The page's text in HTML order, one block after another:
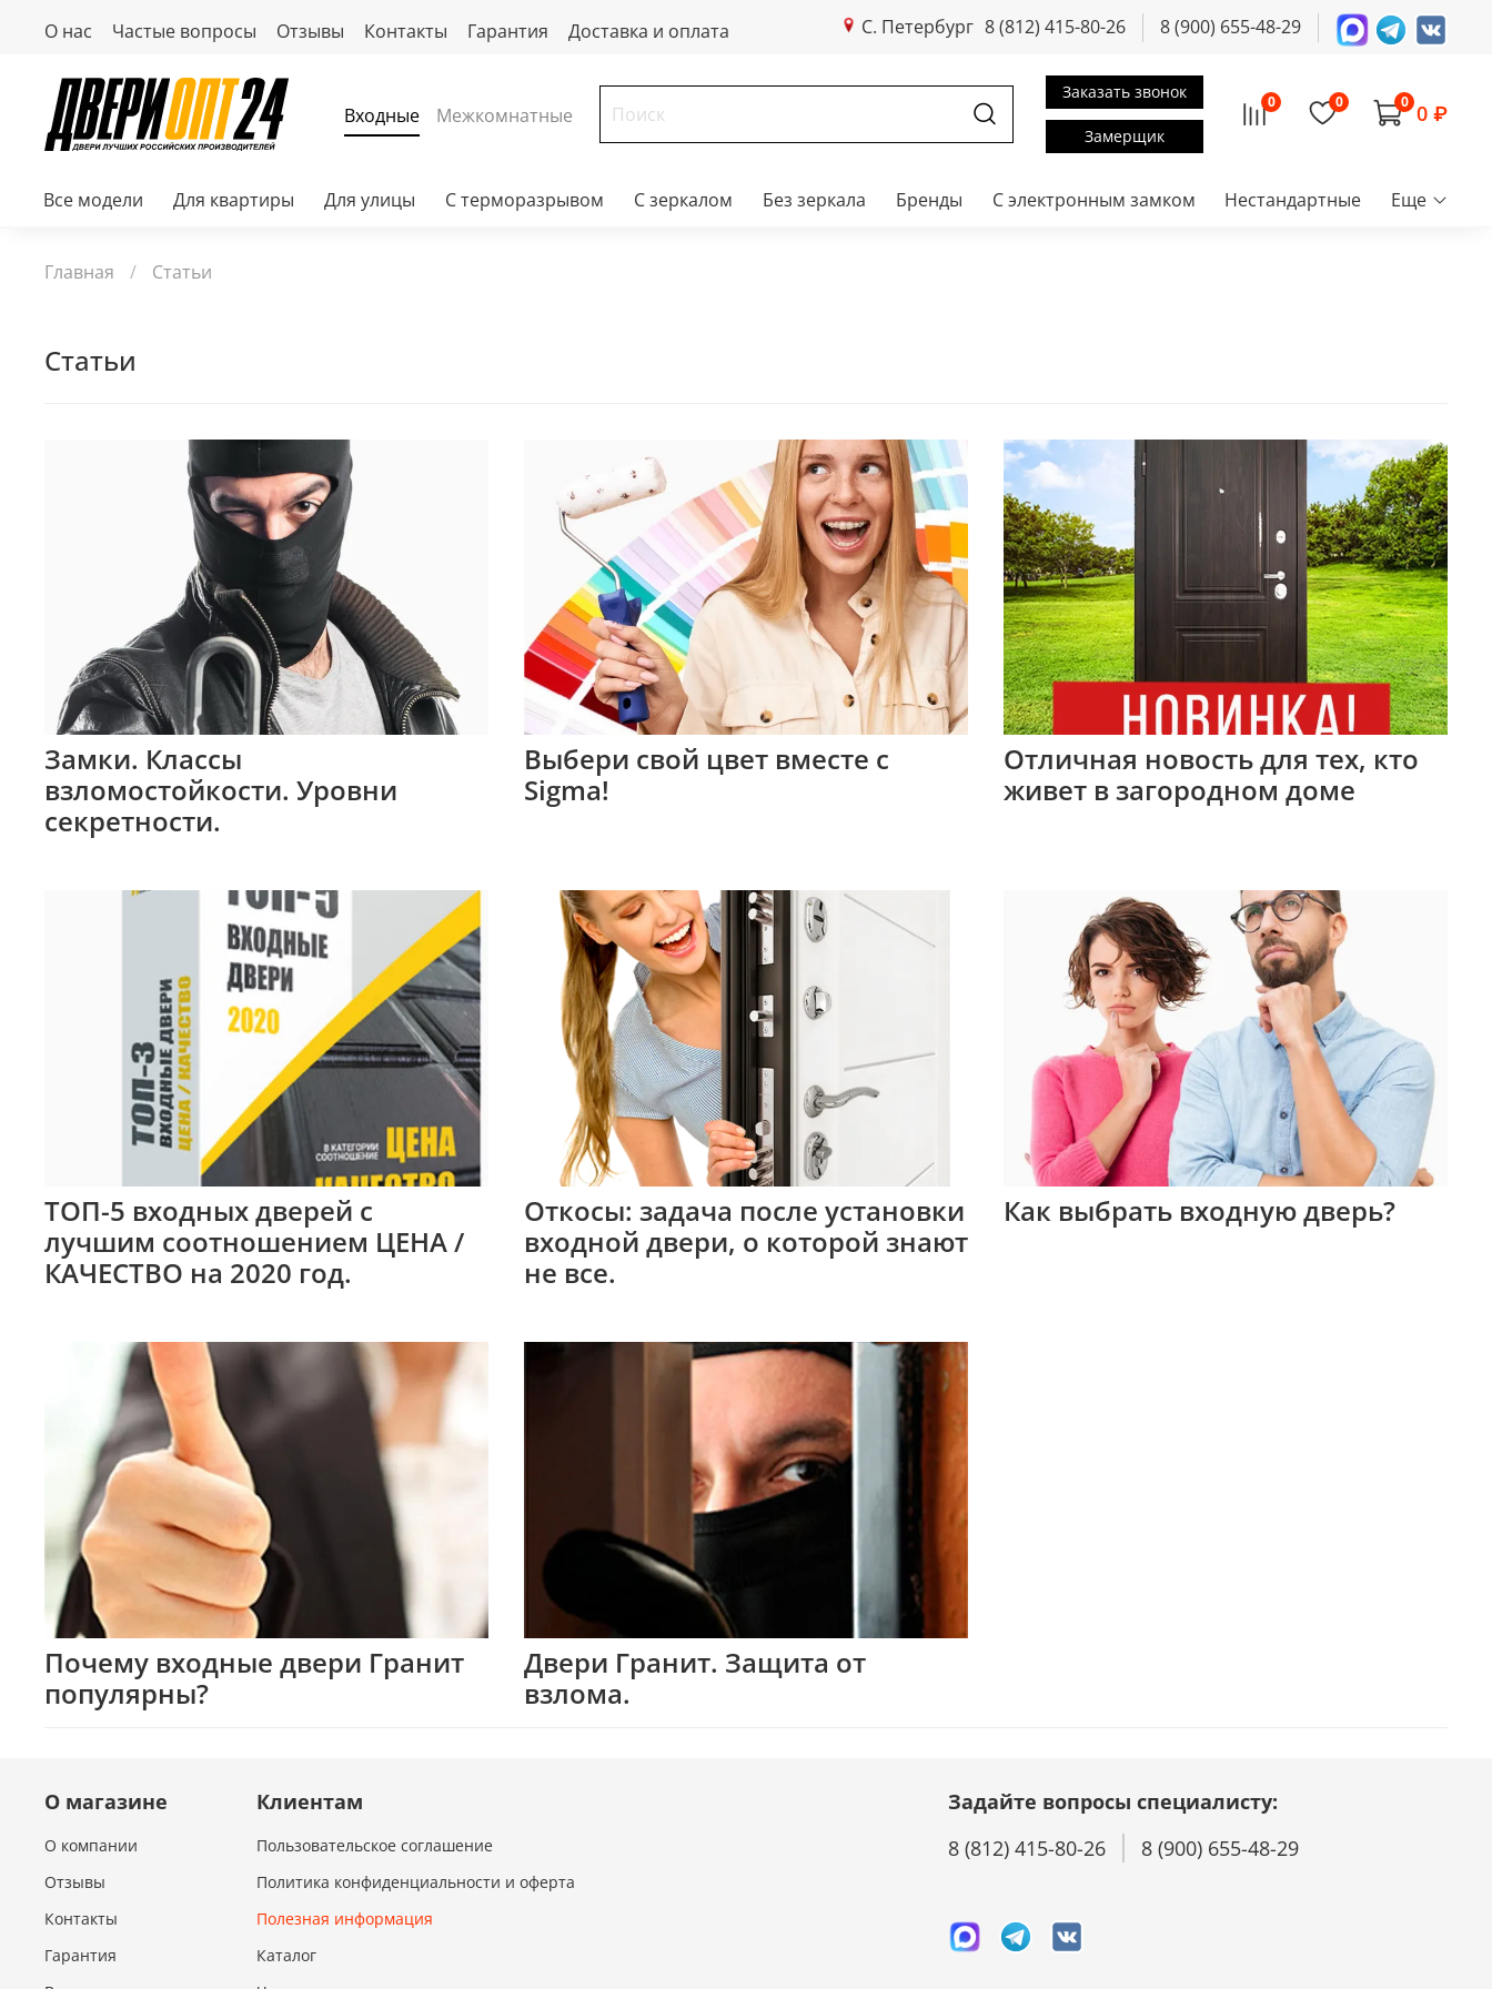
О нас Частые вопросы Отзывы Контакты Гарантия Доставка и оплата С. Петербург 8 (812) 415-80-26 8 (900) 655-48-29
Входные Межкомнатные
Заказать звонок
Замерщик
0 0 0 0 ₽
Все модели Для квартиры Для улицы С терморазрывом С зеркалом Без зеркала Бренды С электронным замком Нестандартные Еще
Главная Статьи
Статьи
Замки. Классы
взломостойкости. Уровни
секретности.
Выбери свой цвет вместе с
Sigma!
Отличная новость для тех, кто
живет в загородном доме
ТОП-5 входных дверей с
лучшим соотношением ЦЕНА /
КАЧЕСТВО на 2020 год.
Откосы: задача после установки
входной двери, о которой знают
не все.
Как выбрать входную дверь?
Почему входные двери Гранит
популярны?
Двери Гранит. Защита от
взлома.
О магазине
О компании
Отзывы
Контакты
Гарантия
Клиентам
Пользовательское соглашение
Политика конфиденциальности и оферта
Полезная информация
Каталог
Задайте вопросы специалисту:
8 (812) 415-80-26
8 (900) 655-48-29